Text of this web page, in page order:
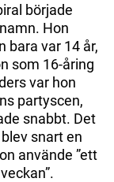
började
Hon
bara var 14 år,
som 16-åring
var hon
partyscen,
snabbt. Det
snart en
använde ”ett